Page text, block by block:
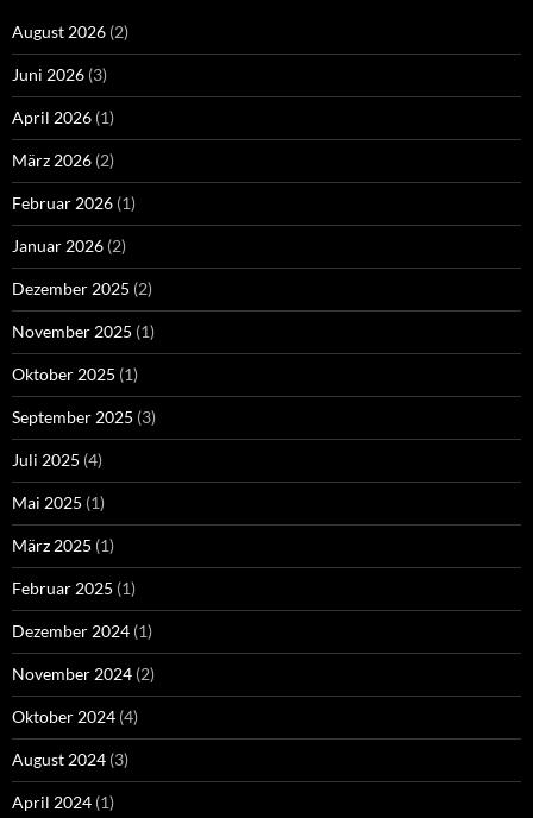
August 2026 (2)
Juni 2026 (3)
April 2026 (1)
März 2026 (2)
Februar 2026 (1)
Januar 2026 (2)
Dezember 2025 (2)
November 2025 (1)
Oktober 2025 (1)
September 2025 (3)
Juli 2025 (4)
Mai 2025 (1)
März 2025 (1)
Februar 2025 (1)
Dezember 2024 (1)
November 2024 (2)
Oktober 2024 (4)
August 2024 (3)
April 2024 (1)